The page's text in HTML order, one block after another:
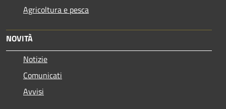
Agricoltura e pesca
NOVITÀ
Notizie
Comunicati
Avvisi